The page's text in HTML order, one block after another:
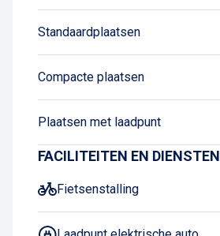
Standaardplaatsen
Compacte plaatsen
Plaatsen met laadpunt
FACILITEITEN EN DIENSTEN
Fietsenstalling